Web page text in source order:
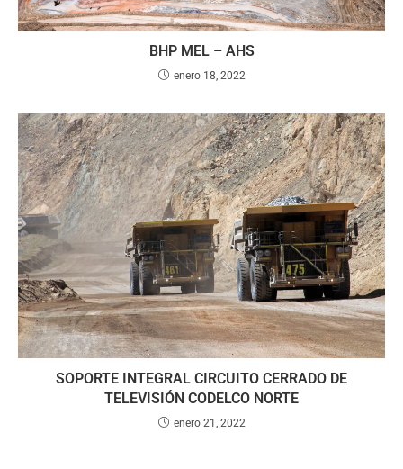
BHP MEL – AHS
enero 18, 2022
SOPORTE INTEGRAL CIRCUITO CERRADO DE
TELEVISIÓN CODELCO NORTE
enero 21, 2022